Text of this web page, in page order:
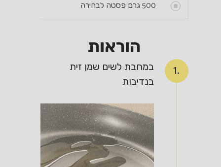
500 גרם פסטה לבחירה
הוראות
1.
במחבת לשים שמן זית
בנדיבות